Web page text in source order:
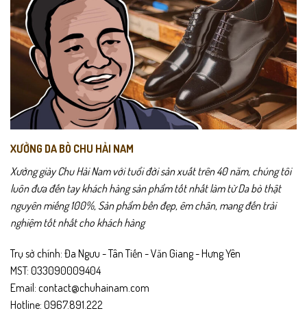
XƯỞNG DA BÒ CHU HẢI NAM
Xưởng giày Chu Hải Nam với tuổi đời sản xuất trên 40 năm, chúng tôi
luôn đưa đến tay khách hàng sản phẩm tốt nhất làm từ Da bò thật
nguyên miếng 100%, Sản phẩm bền đẹp, êm chân, mang đến trải
nghiệm tốt nhất cho khách hàng
Trụ sở chính: Đa Ngưu - Tân Tiến - Văn Giang - Hưng Yên
MST: 033090009404
Email: contact@chuhainam.com
Hotline: 0967.891.222